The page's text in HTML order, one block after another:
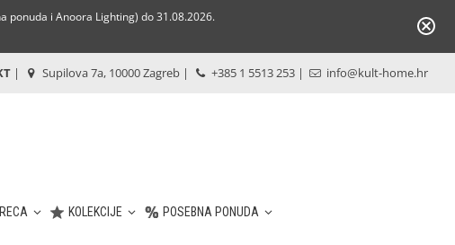
ponuda i Anoora Lighting) do 31.08.2026.
| Supilova 7a, 10000 Zagreb | +385 1 5513 253 | info@kult-home.hr
KOLEKCIJE POSEBNA PONUDA